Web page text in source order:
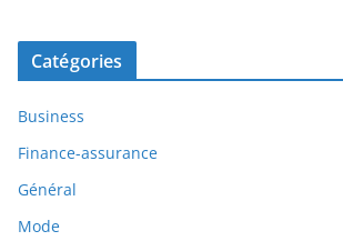
Catégories
Business
Finance-assurance
Général
Mode